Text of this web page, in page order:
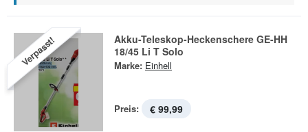
Verpasst!
Akku-Teleskop-Heckenschere GE-HH
18/45 Li T Solo
Marke: Einhell
Preis: € 99,99